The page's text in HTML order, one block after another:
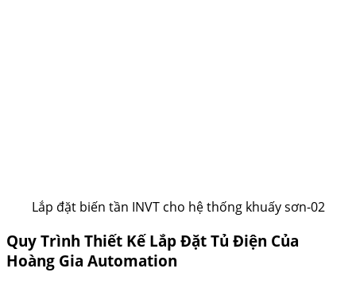
Lắp đặt biến tần INVT cho hệ thống khuấy sơn-02
Quy Trình Thiết Kế Lắp Đặt Tủ Điện Của
Hoàng Gia Automation